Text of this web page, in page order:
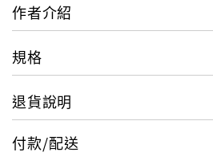
另有限量CD版，隨書附選曲CD！
帕華洛帝是索價過高的最高分
尖銳刺耳風格的代表？薩爾茲
的觀光促銷？美國大都會歌劇
目？
作者介紹
規格
退貨說明
付款/配送